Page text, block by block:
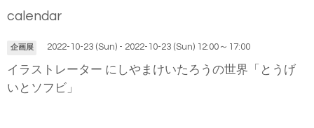
calendar
企画展 2022-10-23 (Sun) - 2022-10-23 (Sun) 12:00～17:00
イラストレーター にしやまけいたろうの世界「とうげ
いとソフビ」